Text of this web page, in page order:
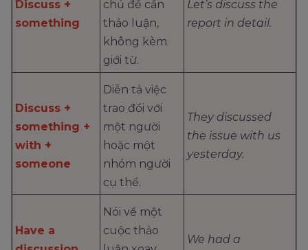
Discuss +
something
chủ đề cần
thảo luận,
không kèm
giới từ.
Let’s discuss the
report in detail.
Discuss +
something +
with +
someone
Diễn tả việc
trao đổi với
một người
hoặc một
nhóm người
cụ thể.
They discussed
the issue with us
yesterday.
Have a
Nói về một
cuộc thảo
We had a